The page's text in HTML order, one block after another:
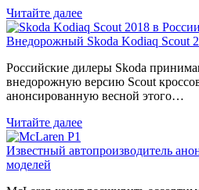
Читайте далее
Внедорожный Skoda Kodiaq Scout
Российские дилеры Skoda
внедорожную версию Scout
анонсированную весной этого…
Читайте далее
Известный автопроизводитель
моделей